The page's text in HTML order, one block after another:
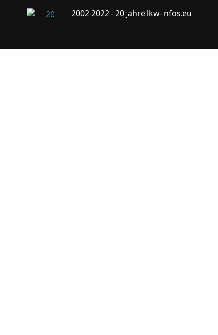
2002-2022 - 20 Jahre lkw-infos.eu